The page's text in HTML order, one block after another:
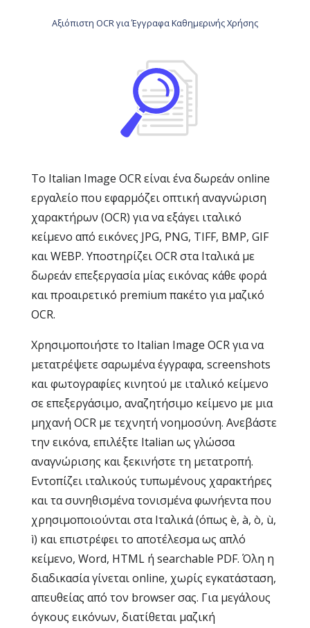
Αξιόπιστη OCR για Έγγραφα Καθημερινής Χρήσης
Το Italian Image OCR είναι ένα δωρεάν online
εργαλείο που εφαρμόζει οπτική αναγνώριση
χαρακτήρων (OCR) για να εξάγει ιταλικό
κείμενο από εικόνες JPG, PNG, TIFF, BMP, GIF
και WEBP. Υποστηρίζει OCR στα Ιταλικά με
δωρεάν επεξεργασία μίας εικόνας κάθε φορά
και προαιρετικό premium πακέτο για μαζικό
OCR.
Χρησιμοποιήστε το Italian Image OCR για να
μετατρέψετε σαρωμένα έγγραφα, screenshots
και φωτογραφίες κινητού με ιταλικό κείμενο
σε επεξεργάσιμο, αναζητήσιμο κείμενο με μια
μηχανή OCR με τεχνητή νοημοσύνη. Ανεβάστε
την εικόνα, επιλέξτε Italian ως γλώσσα
αναγνώρισης και ξεκινήστε τη μετατροπή.
Εντοπίζει ιταλικούς τυπωμένους χαρακτήρες
και τα συνηθισμένα τονισμένα φωνήεντα που
χρησιμοποιούνται στα Ιταλικά (όπως è, à, ò, ù,
ì) και επιστρέφει το αποτέλεσμα ως απλό
κείμενο, Word, HTML ή searchable PDF. Όλη η
διαδικασία γίνεται online, χωρίς εγκατάσταση,
απευθείας από τον browser σας. Για μεγάλους
όγκους εικόνων, διατίθεται μαζική